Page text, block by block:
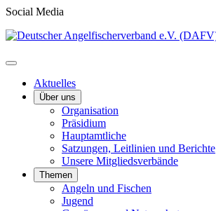
Social Media
Aktuelles
Über uns
Organisation
Präsidium
Hauptamtliche
Satzungen, Leitlinien und Berichte
Unsere Mitgliedsverbände
Themen
Angeln und Fischen
Jugend